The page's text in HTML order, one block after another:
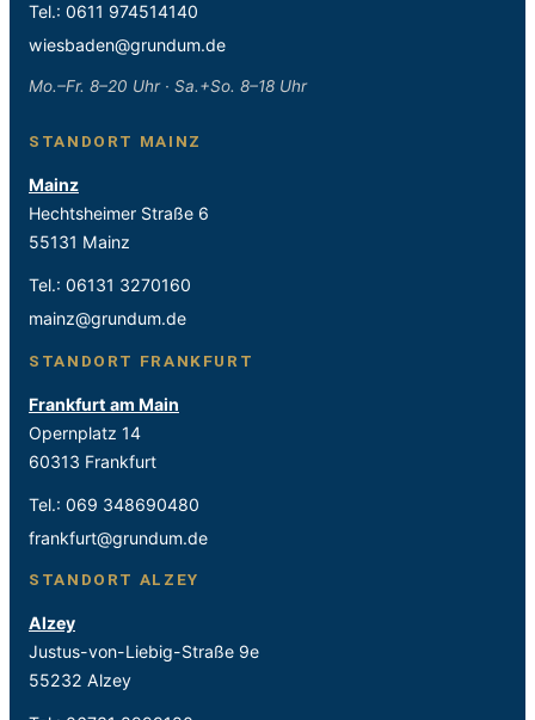
Tel.: 0611 974514140
wiesbaden@grundum.de
Mo.–Fr. 8–20 Uhr · Sa.+So. 8–18 Uhr
STANDORT MAINZ
Mainz
Hechtsheimer Straße 6
55131 Mainz
Tel.: 06131 3270160
mainz@grundum.de
STANDORT FRANKFURT
Frankfurt am Main
Opernplatz 14
60313 Frankfurt
Tel.: 069 348690480
frankfurt@grundum.de
STANDORT ALZEY
Alzey
Justus-von-Liebig-Straße 9e
55232 Alzey